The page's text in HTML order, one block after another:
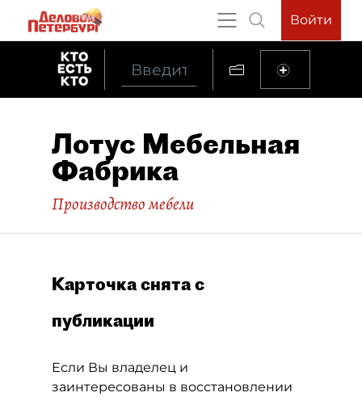
Войти
Лотус Мебельная
Фабрика
Производство мебели
Карточка снята с
публикации
Если Вы владелец и
заинтересованы в восстановлении